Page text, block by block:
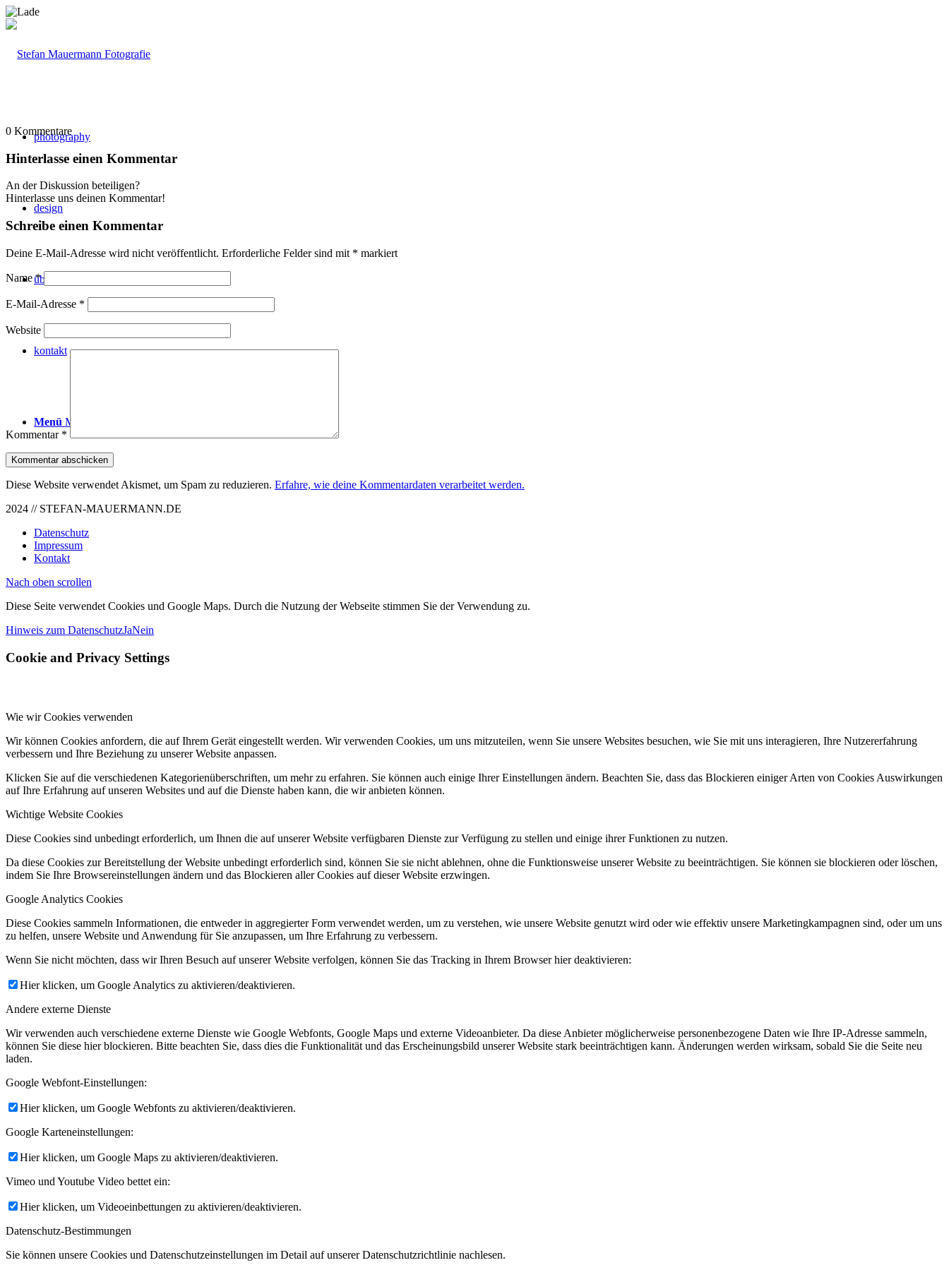
photography
design
über mich
kontakt
Menü Menü
0 Kommentare
Hinterlasse einen Kommentar
An der Diskussion beteiligen?
Hinterlasse uns deinen Kommentar!
Schreibe einen Kommentar
Deine E-Mail-Adresse wird nicht veröffentlicht. Erforderliche Felder sind mit * markiert
Name*
E-Mail-Adresse *
Website
Kommentar *
Diese Website verwendet Akismet, um Spam zu reduzieren. Erfahre, wie deine Kommentardaten verarbeitet werden.
2024 // STEFAN-MAUERMANN.DE
Datenschutz
Impressum
Kontakt
Nach oben scrollen
Diese Seite verwendet Cookies und Google Maps. Durch die Nutzung der Webseite stimmen Sie der Verwendung zu.
Hinweis zum DatenschutzJaNein
Cookie and Privacy Settings
Wie wir Cookies verwenden
Wir können Cookies anfordern, die auf Ihrem Gerät eingestellt werden. Wir verwenden Cookies, um uns mitzuteilen, wenn Sie unsere Websites besuchen, wie Sie mit uns interagieren, Ihre Nutzererfahrung
verbessern und Ihre Beziehung zu unserer Website anpassen.
Klicken Sie auf die verschiedenen Kategorienüberschriften, um mehr zu erfahren. Sie können auch einige Ihrer Einstellungen ändern. Beachten Sie, dass das Blockieren einiger Arten von Cookies Auswirkungen
auf Ihre Erfahrung auf unseren Websites und auf die Dienste haben kann, die wir anbieten können.
Wichtige Website Cookies
Diese Cookies sind unbedingt erforderlich, um Ihnen die auf unserer Website verfügbaren Dienste zur Verfügung zu stellen und einige ihrer Funktionen zu nutzen.
Da diese Cookies zur Bereitstellung der Website unbedingt erforderlich sind, können Sie sie nicht ablehnen, ohne die Funktionsweise unserer Website zu beeinträchtigen. Sie können sie blockieren oder löschen,
indem Sie Ihre Browsereinstellungen ändern und das Blockieren aller Cookies auf dieser Website erzwingen.
Google Analytics Cookies
Diese Cookies sammeln Informationen, die entweder in aggregierter Form verwendet werden, um zu verstehen, wie unsere Website genutzt wird oder wie effektiv unsere Marketingkampagnen sind, oder um uns
zu helfen, unsere Website und Anwendung für Sie anzupassen, um Ihre Erfahrung zu verbessern.
Wenn Sie nicht möchten, dass wir Ihren Besuch auf unserer Website verfolgen, können Sie das Tracking in Ihrem Browser hier deaktivieren:
Hier klicken, um Google Analytics zu aktivieren/deaktivieren.
Andere externe Dienste
Wir verwenden auch verschiedene externe Dienste wie Google Webfonts, Google Maps und externe Videoanbieter. Da diese Anbieter möglicherweise personenbezogene Daten wie Ihre IP-Adresse sammeln,
können Sie diese hier blockieren. Bitte beachten Sie, dass dies die Funktionalität und das Erscheinungsbild unserer Website stark beeinträchtigen kann. Änderungen werden wirksam, sobald Sie die Seite neu
laden.
Google Webfont-Einstellungen:
Hier klicken, um Google Webfonts zu aktivieren/deaktivieren.
Google Karteneinstellungen:
Hier klicken, um Google Maps zu aktivieren/deaktivieren.
Vimeo und Youtube Video bettet ein:
Hier klicken, um Videoeinbettungen zu aktivieren/deaktivieren.
Datenschutz-Bestimmungen
Sie können unsere Cookies und Datenschutzeinstellungen im Detail auf unserer Datenschutzrichtlinie nachlesen.